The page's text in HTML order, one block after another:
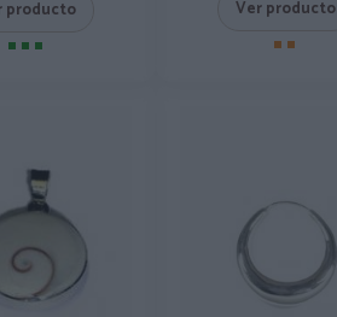
producto Ver producto